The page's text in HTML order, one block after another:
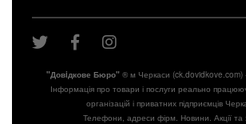
"Довiдкове Бюро"® м Черкаси (ck.dovidkove.com)
Інформація про товари і послуги реально
організацій і приватних підприємців
Телефони, адреси фірм. Новини. Акції та